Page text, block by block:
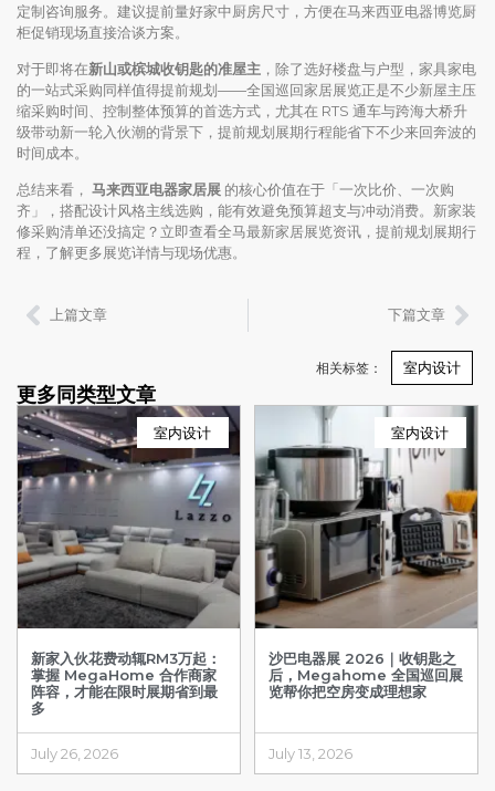
定制咨询服务。建议提前量好家中厨房尺寸，方便在马来西亚电器博览厨
柜促销现场直接洽谈方案。
对于即将在新山或槟城收钥匙的准屋主 ，除了选好楼盘与户型，家具家电
的一站式采购同样值得提前规划——全国巡回家居展览正是不少新屋主压
缩采购时间、控制整体预算的首选方式，尤其在 RTS 通车与跨海大桥升
级带动新一轮入伙潮的背景下，提前规划展期行程能省下不少来回奔波的
时间成本。
总结来看， 马来西亚电器家居展 的核心价值在于「一次比价、一次购
齐」，搭配设计风格主线选购，能有效避免预算超支与冲动消费。新家装
修采购清单还没搞定？立即查看全马最新家居展览资讯，提前规划展期行
程，了解更多展览详情与现场优惠。
上篇文章 下篇文章
室内设计
新家入伙花费动辄RM3万起：
掌握 MegaHome 合作商家
阵容，才能在限时展期省到最
多
July 26, 2026
室内设计
沙巴电器展 2026｜收钥匙之
后，Megahome 全国巡回展
览帮你把空房变成理想家
July 13, 2026
相关标签： 室内设计
更多同类型文章